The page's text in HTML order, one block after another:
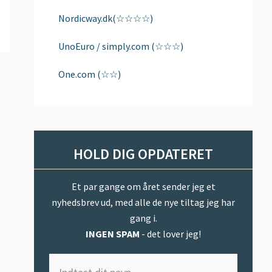
Nordicway.dk(☆☆☆☆)
UnoEuro / simply.com (☆☆☆)
One.com (☆☆)
HOLD DIG OPDATERET
Et par gange om året sender jeg et
nyhedsbrev ud, med alle de nye tiltag jeg har
gang i.
INGEN SPAM - det lover jeg!